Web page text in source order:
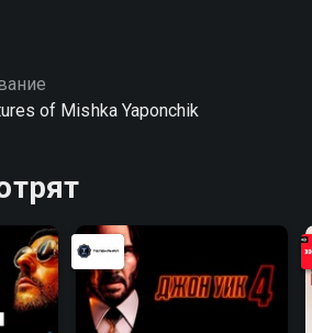
of Mishka Yaponchik